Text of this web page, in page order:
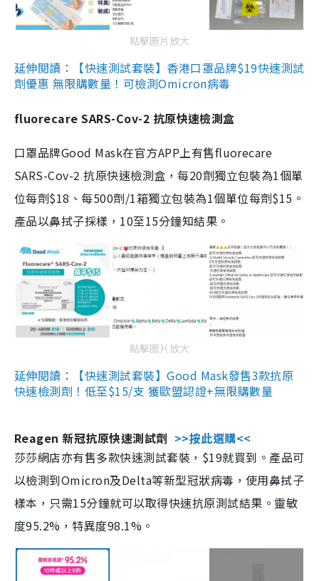
點擊圖片放大
延伸閱讀：【快速測試套裝】香港口罩品牌$19快速測試
劑優惠 無限購數量！可檢測Omicron病毒
fluorecare SARS-Cov-2 抗原快速檢測盒
口罩品牌Good Mask在官方APP上有售fluorecare
SARS-Cov-2 抗原快速檢測盒，每20劑獨立包裝為1個單
位每劑$18、每500劑/1箱獨立包裝為1個單位每劑$15。
產品以鼻拭子採樣，10至15分鐘知結果。
點擊圖片放大
延伸閱讀：【快速測試套裝】Good Mask發售3款抗原
快速檢測劑！低至$15/支 獲歐盟認證+無限購數量
Reagen 新冠抗原快速測試劑 >>按此選購<<
莎莎網店亦有售多款快速測試套裝，$19就買到。產品可
以檢測到Omicron及Delta等新型冠狀病毒，使用鼻拭子
樣本，只需15分鐘就可以取得快速抗原測試結果。靈敏
度95.2%，特異度98.1%。